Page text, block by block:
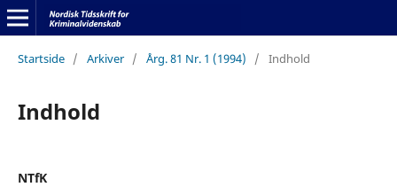
Startside / Arkiver / Årg. 81 Nr. 1 (1994) / Indhold
Indhold
NTfK